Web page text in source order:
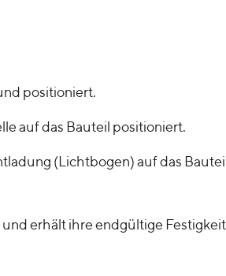
positioniert.
auf das Bauteil positioniert.
(Lichtbogen) auf das Bauteil
erhält ihre endgültige